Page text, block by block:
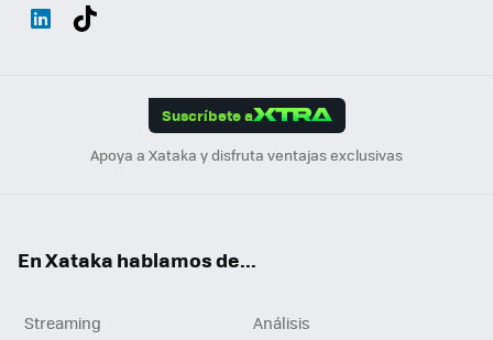
Suscríbete a
Apoya a Xataka y disfruta ventajas exclusivas
En Xataka hablamos de...
Streaming
Análisis